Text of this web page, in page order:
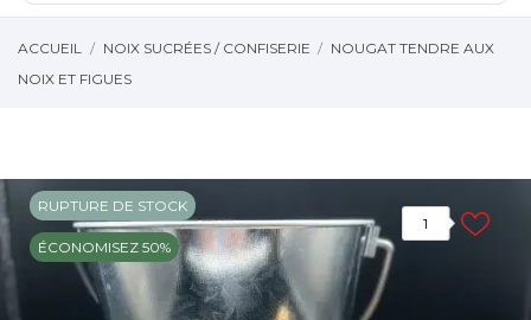
ACCUEIL NOIX SUCRÉES / CONFISERIE
NOUGAT TENDRE AUX
NOIX ET FIGUES
1
RUPTURE DE STOCK
ÉCONOMISEZ 50%